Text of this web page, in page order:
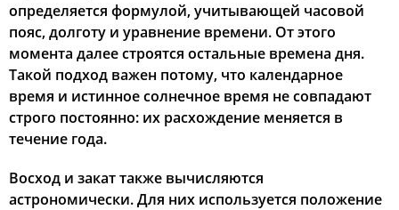
27, Чт 02:07 04:35 11:48 15:38 19:01 21:14
28, Пт 02:11 04:37 11:48 15:36 18:58 21:10
29, Сб 02:15 04:39 11:48 15:35 18:55 21:06
30, Вс 02:19
31, Пн 02:23 04:43 11:47 15:31
определяется формулой, учитывающей часовой
пояс, долготу и уравнение времени. От этого
момента далее строятся остальные времена дня.
Такой подход важен потому, что календарное
время и истинное солнечное время не совпадают
строго постоянно: их расхождение меняется в
течение года.
Восход и закат также вычисляются
астрономически. Для них используется положение